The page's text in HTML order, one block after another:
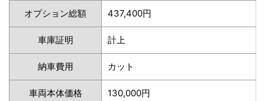
オプション総額 437,400円
車庫証明 計上
納車費用 カット
車両本体価格
130,000円